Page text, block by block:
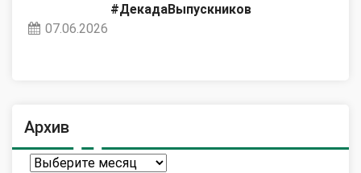
#ДекадаВыпускников
07.06.2026
Архив
Архив